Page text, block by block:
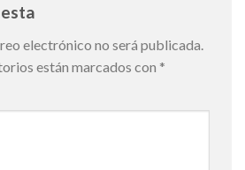
electrónico no será publicada.
están marcados con *